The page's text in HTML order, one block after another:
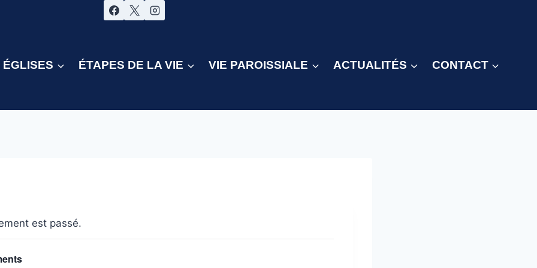
ÉGLISES ÉTAPES DE LA VIE VIE PAROISSIALE ACTUALITÉS CONTACT
est passé.